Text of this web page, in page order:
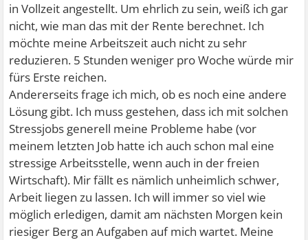
in Vollzeit angestellt. Um ehrlich zu sein, weiß ich gar
nicht, wie man das mit der Rente berechnet. Ich
möchte meine Arbeitszeit auch nicht zu sehr
reduzieren. 5 Stunden weniger pro Woche würde mir
fürs Erste reichen.
Andererseits frage ich mich, ob es noch eine andere
Lösung gibt. Ich muss gestehen, dass ich mit solchen
Stressjobs generell meine Probleme habe (vor
meinem letzten Job hatte ich auch schon mal eine
stressige Arbeitsstelle, wenn auch in der freien
Wirtschaft). Mir fällt es nämlich unheimlich schwer,
Arbeit liegen zu lassen. Ich will immer so viel wie
möglich erledigen, damit am nächsten Morgen kein
riesiger Berg an Aufgaben auf mich wartet. Meine